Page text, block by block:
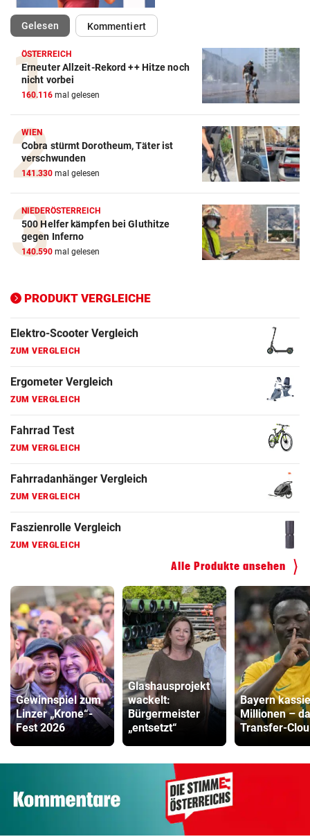
Gelesen(ausgewählt)Kommentiert
ÖSTERREICH
Erneuter Allzeit-Rekord ++ Hitze noch
nicht vorbei
160.116 mal gelesen
WIEN
Cobra stürmt Dorotheum, Täter ist
verschwunden
141.330 mal gelesen
NIEDERÖSTERREICH
500 Helfer kämpfen bei Gluthitze
gegen Inferno
140.590 mal gelesen
PRODUKT VERGLEICHE
Action-Cam Vergleich
ZUM VERGLEICH
Crosstrainer Vergleich
ZUM VERGLEICH
E-Bike Vergleich
ZUM VERGLEICH
Elektro-Scooter Vergleich
ZUM VERGLEICH
ZUM VERGLEICH
ZUM VERGLEICH
ZUM VERGLEICH
ZUM VERGLEICH
ZUM VERGLEICH
ZUM VERGLEICH
Alle Produkte ansehen
Gewinnspiel zum
Linzer „Krone“-
Fest 2026
Glashausprojekt
wackelt:
Bürgermeister
„entsetzt“
Bayern
Millionen –
Transfer-Clou